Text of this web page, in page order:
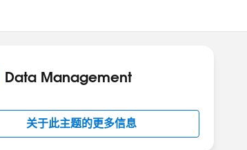
Data Management
关于此主题的更多信息